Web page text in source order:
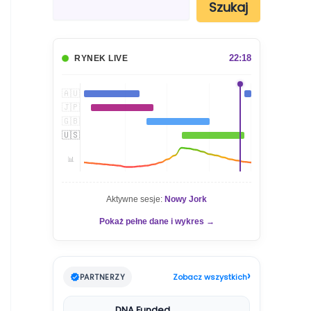
Szukaj
RYNEK LIVE 22:18
🇦🇺
🇯🇵
🇬🇧
🇺🇸
📊
Aktywne sesje: Nowy Jork
Pokaż pełne dane i wykres →
PARTNERZY Zobacz wszystkich›